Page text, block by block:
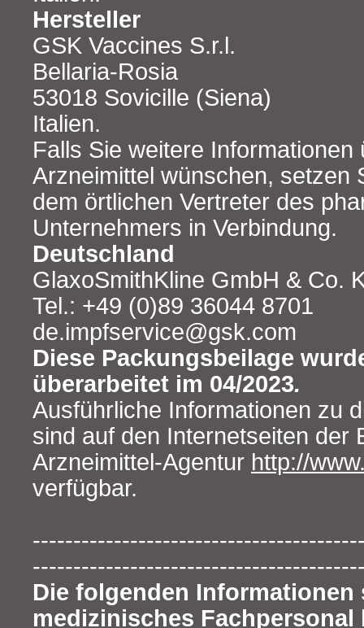
Hersteller
GSK Vaccines S.r.l.
Bellaria‑Rosia
53018 Sovicille (Siena)
Italien.
Falls Sie weitere Informationen
Arzneimittel wünschen, setzen
dem örtlichen Vertreter des
Unternehmers in Verbindung.
Deutschland
GlaxoSmithKline GmbH & Co.
Tel.: +49 (0)89 36044 8701
de.impfservice@gsk.com
Diese Packungsbeilage
überarbeitet im 04/2023.
Ausführliche Informationen zu
sind auf den Internetseiten der
Arzneimittel‑Agentur http://
verfügbar.
Die folgenden Informationen
medizinisches Fachpersonal